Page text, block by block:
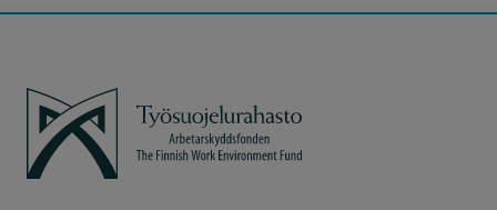
Työsuojelurahasto